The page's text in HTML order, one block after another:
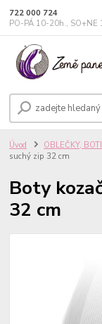
722 000 724
PO-PÁ 10-20h., SO+NE
Úvod OBLEČKY,
suchý zip 32 cm
Boty
32 cm